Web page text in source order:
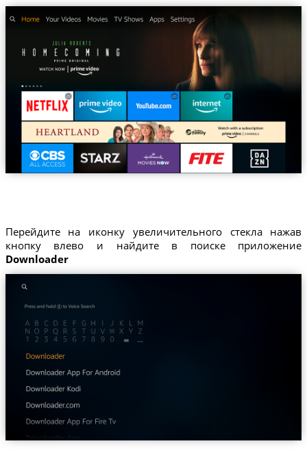
Перейдите на иконку увеличительного стекла нажав
кнопку влево и найдите в поиске приложение
Downloader